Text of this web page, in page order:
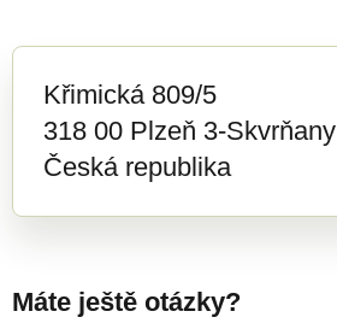
Křimická 809/5
318 00 Plzeň 3-Skvrňany
Česká republika
Máte ještě otázky?